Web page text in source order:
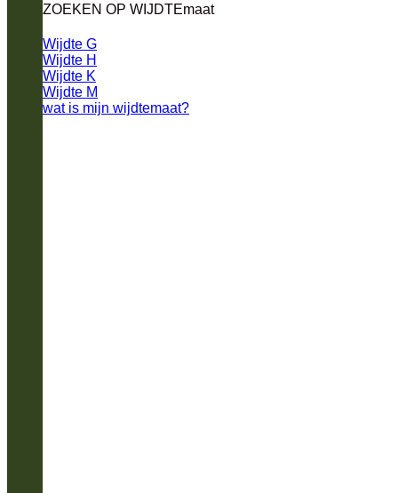
ZOEKEN OP WIJDTEmaat
Wijdte G
Wijdte H
Wijdte K
Wijdte M
wat is mijn wijdtemaat?